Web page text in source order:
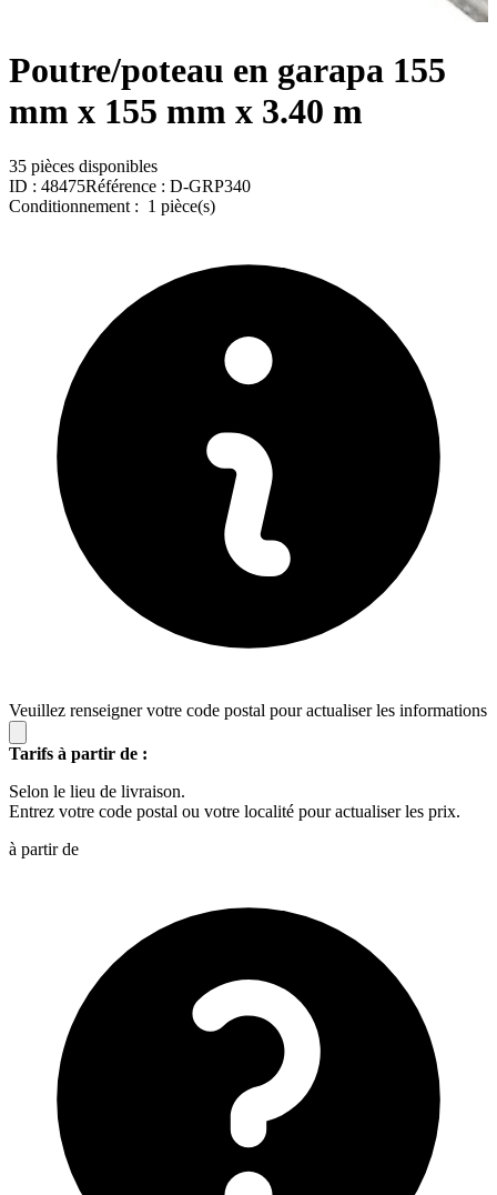
Poutre/poteau en garapa 155
mm x 155 mm x 3.40 m
35 pièces disponibles
ID : 48475Référence : D-GRP340
Conditionnement : 1 pièce(s)
Veuillez renseigner votre code postal pour actualiser les informations
Tarifs à partir de :
Selon le lieu de livraison.
Entrez votre code postal ou votre localité pour actualiser les prix.
à partir de